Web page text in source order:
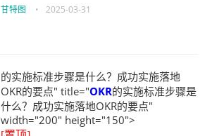
甘特图 • 2025-03-31
的实施标准步骤是什么？成功实施落地
OKR的要点" title="OKR的实施标准步骤是
什么？成功实施落地OKR的要点"
width="200" height="150">